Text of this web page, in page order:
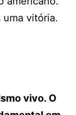
vitória.
vivo. O